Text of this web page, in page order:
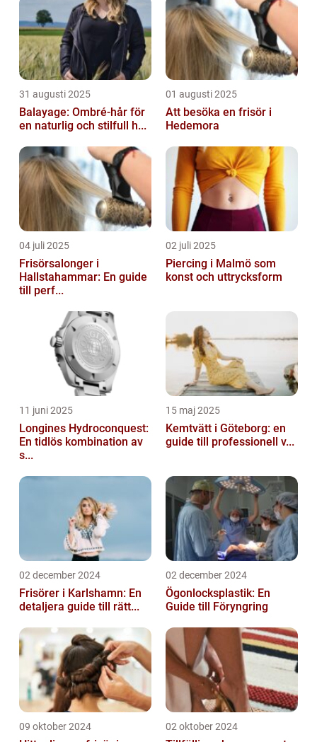
31 augusti 2025
Balayage: Ombré-hår för
en naturlig och stilfull h...
01 augusti 2025
Att besöka en frisör i
Hedemora
04 juli 2025
Frisörsalonger i
Hallstahammar: En guide
till perf...
02 juli 2025
Piercing i Malmö som
konst och uttrycksform
11 juni 2025
Longines Hydroconquest:
En tidlös kombination av
s...
15 maj 2025
Kemtvätt i Göteborg: en
guide till professionell v...
02 december 2024
Frisörer i Karlshamn: En
detaljera guide till rätt...
02 december 2024
Ögonlocksplastik: En
Guide till Föryngring
09 oktober 2024 02 oktober 2024